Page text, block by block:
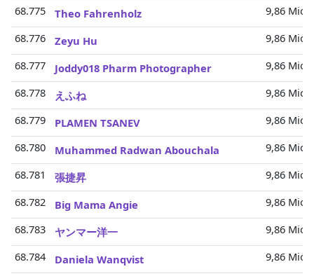
68.775
Theo Fahrenholz
9,86 Mio.
68.776
Zeyu Hu
9,86 Mio.
68.777
Joddy018 Pharm Photographer
9,86 Mio.
68.778
えふね
9,86 Mio.
68.779
PLAMEN TSANEV
9,86 Mio.
68.780
Muhammed Radwan Abouchala
9,86 Mio.
68.781
張捷昇
9,86 Mio.
68.782
Big Mama Angie
9,86 Mio.
68.783
ヤンマー洋一
9,86 Mio.
68.784
Daniela Wanqvist
9,86 Mio.